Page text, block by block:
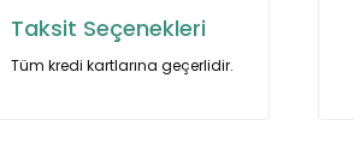
Taksit Seçenekleri
Tüm kredi kartlarına geçerlidir.